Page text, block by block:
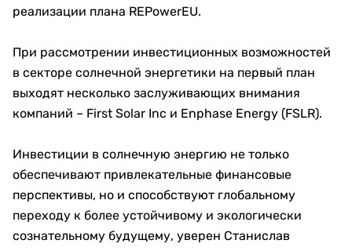
реализации плана REPowerEU.
При рассмотрении инвестиционных возможностей
в секторе солнечной энергетики на первый план
выходят несколько заслуживающих внимания
компаний – First Solar Inc и Enphase Energy (FSLR).
Инвестиции в солнечную энергию не только
обеспечивают привлекательные финансовые
перспективы, но и способствуют глобальному
переходу к более устойчивому и экологически
сознательному будущему, уверен Станислав